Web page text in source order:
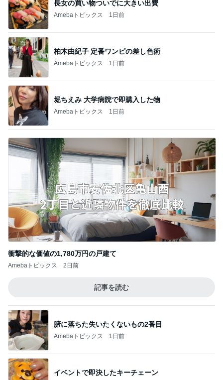
長女の買い物ついでに大きい出費
Amebaトピックス 1日前
柏木由紀子 定番ワンピの差し色術
Amebaトピックス 1日前
堀ちえみ 大学病院で即購入した物
Amebaトピックス 1日前
衝撃的な価値の1,780万円の戸建て
Amebaトピックス 2日前
記事を読む
腑に落ちた失いたくないもの2番目
Amebaトピックス 1日前
イベントで即決したキーチェーン